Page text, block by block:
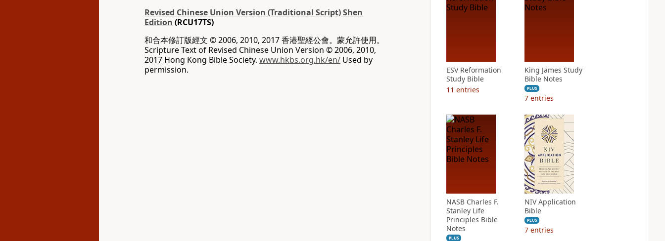
Revised Chinese Union Version (Traditional Script) Shen
Edition (RCU17TS)
和合本修訂版經文 © 2006, 2010, 2017 香港聖經公會。蒙允許使用。
Scripture Text of Revised Chinese Union Version © 2006, 2010,
2017 Hong Kong Bible Society. www.hkbs.org.hk/en/ Used by
permission.
ESV Reformation
Study Bible
11 entries
King James Study
Bible Notes
PLUS
7 entries
NASB Charles F.
Stanley Life
Principles Bible
Notes
PLUS
NIV Application
Bible
PLUS
7 entries